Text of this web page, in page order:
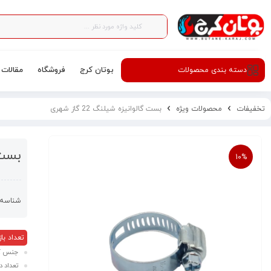
دسته‌ بندی محصولات بوتان کرج فروشگاه مقالات
تخفیفات محصولات ویژه بست گالوانیزه شیلنگ 22 گاز شهری
10% بست
تعداد
جنس
تعداد